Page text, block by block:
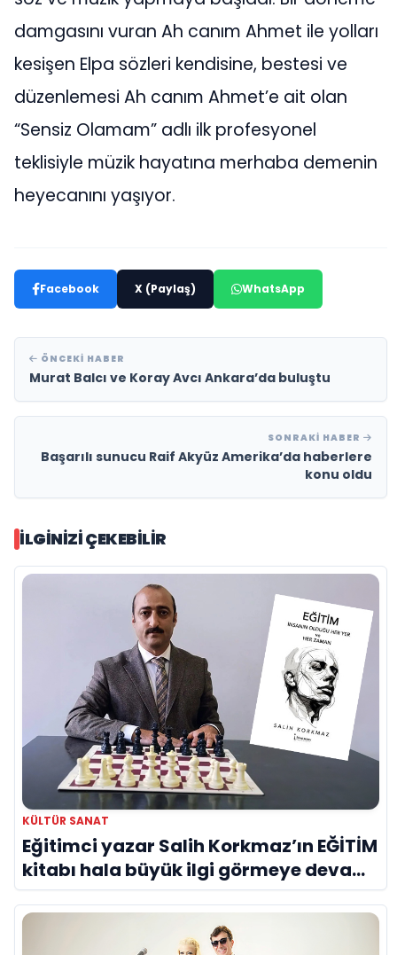
damgasını vuran Ah canım Ahmet ile yolları
kesişen Elpa sözleri kendisine, bestesi ve
düzenlemesi Ah canım Ahmet’e ait olan
“Sensiz Olamam” adlı ilk profesyonel
teklisiyle müzik hayatına merhaba demenin
heyecanını yaşıyor.
Facebook X (Paylaş) WhatsApp
ÖNCEKI HABER
Murat Balcı ve Koray Avcı Ankara’da buluştu
SONRAKI HABER
Başarılı sunucu Raif Akyüz Amerika’da haberlere
konu oldu
İLGINIZI ÇEKEBILIR
KÜLTÜR SANAT
Eğitimci yazar Salih Korkmaz’ın EĞİTİM
kitabı hala büyük ilgi görmeye devam
ediyor